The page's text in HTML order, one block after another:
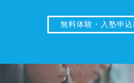
無料体験・入塾申